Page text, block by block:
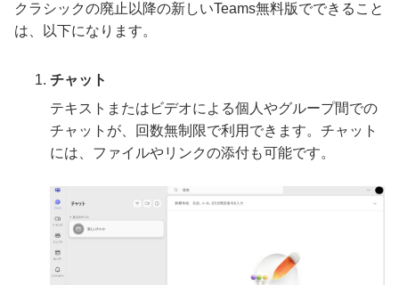
クラシックの廃止以降の新しいTeams無料版でできること
は、以下になります。
チャット
テキストまたはビデオによる個人やグループ間での
チャットが、回数無制限で利用できます。チャット
には、ファイルやリンクの添付も可能です。